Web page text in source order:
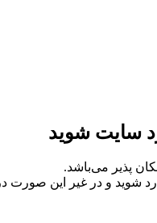
سایت شوید
پذیر می‌باشد.
شوید و در غیر این صورت